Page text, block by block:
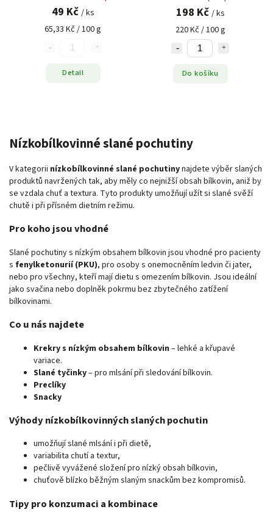
49 Kč / ks
65,33 Kč / 100 g
Detail
198 Kč / ks
220 Kč / 100 g
Do košíku
Nízkobílkovinné slané pochutiny
V kategorii nízkobílkovinné slané pochutinynajdete výběr slaných
produktů navržených tak, aby měly co nejnižší obsah bílkovin, aniž by
se vzdala chuť a textura. Tyto produkty umožňují užít si slané svěží
chutě i při přísném dietním režimu.
Pro koho jsou vhodné
Slané pochutiny s nízkým obsahem bílkovin jsou vhodné pro pacienty
s fenylketonurií (PKU), pro osoby s onemocněním ledvin či jater,
nebo pro všechny, kteří mají dietu s omezením bílkovin. Jsou ideální
jako svačina nebo doplněk pokrmu bez zbytečného zatížení
bílkovinami.
Co u nás najdete
Krekry s nízkým obsahem bílkovin – lehké a křupavé
variace.
Slané tyčinky– pro mlsání při sledování bílkovin.
Preclíky
Snacky
Výhody nízkobílkovinných slaných pochutin
umožňují slané mlsání i při dietě,
variabilita chutí a textur,
pečlivě vyvážené složení pro nízký obsah bílkovin,
chuťově blízko běžným slaným snackům bez kompromisů.
Tipy pro konzumaci a kombinace